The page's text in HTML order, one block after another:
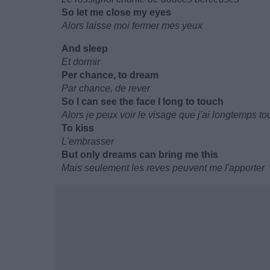
So let me close my eyes
Alors laisse moi fermer mes yeux
And sleep
Et dormir
Per chance, to dream
Par chance, de rever
So I can see the face I long to touch
Alors je peux voir le visage que j'ai longtemps
To kiss
L'embrasser
But only dreams can bring me this
Mais seulement les reves peuvent me l'apporter